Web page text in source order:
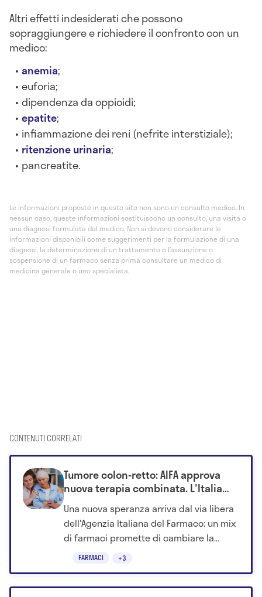
Altri effetti indesiderati che possono
sopraggiungere e richiedere il confronto con un
medico:
anemia;
euforia;
dipendenza da oppioidi;
epatite;
infiammazione dei reni (nefrite interstiziale);
ritenzione urinaria;
pancreatite.
Le informazioni proposte in questo sito non sono un consulto medico. In
nessun caso, queste informazioni sostituiscono un consulto, una visita o
una diagnosi formulata dal medico. Non si devono considerare le
informazioni disponibili come suggerimenti per la formulazione di una
diagnosi, la determinazione di un trattamento o l’assunzione o
sospensione di un farmaco senza prima consultare un medico di
medicina generale o uno specialista.
CONTENUTI CORRELATI
FARMACI +3
Tumore colon-retto: AIFA approva
nuova terapia combinata. L'Italia
prima in Europa
Una nuova speranza arriva dal via libera
dell'Agenzia Italiana del Farmaco: un mix
di farmaci promette di cambiare la
storia del tumore al colon-retto.